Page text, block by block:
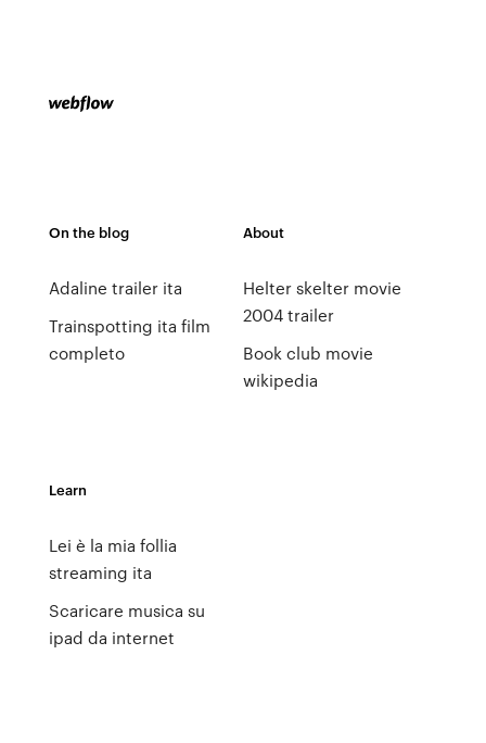
On the blog
Adaline trailer ita
Trainspotting ita film
completo
About
Helter skelter movie
2004 trailer
Book club movie
wikipedia
Learn
Lei è la mia follia
streaming ita
Scaricare musica su
ipad da internet